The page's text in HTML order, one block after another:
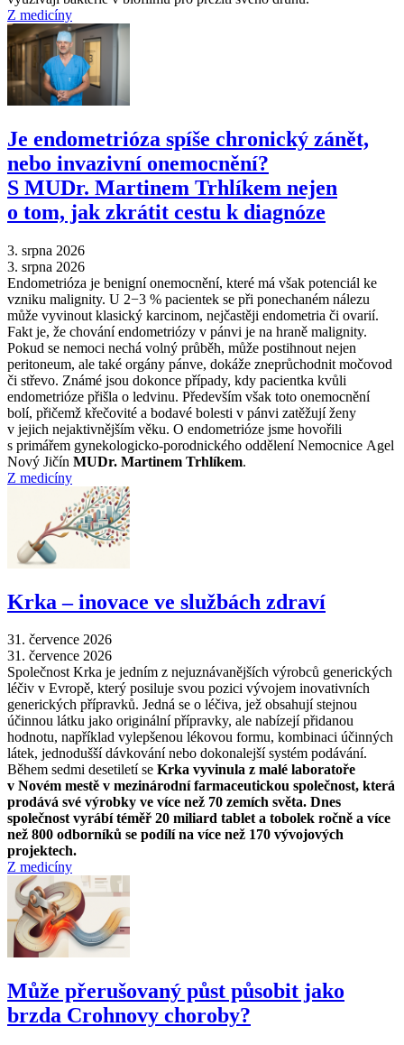
Z medicíny
Je endometrióza spíše chronický zánět,
nebo invazivní onemocnění?
S MUDr. Martinem Trhlíkem nejen
o tom, jak zkrátit cestu k diagnóze
3. srpna 2026
3. srpna 2026
Endometrióza je benigní onemocnění, které má však potenciál ke
vzniku malignity. U 2−3 % pacientek se při ponechaném nálezu
může vyvinout klasický karcinom, nejčastěji endometria či ovarií.
Fakt je, že chování endometriózy v pánvi je na hraně malignity.
Pokud se nemoci nechá volný průběh, může postihnout nejen
peritoneum, ale také orgány pánve, dokáže zneprůchodnit močovod
či střevo. Známé jsou dokonce případy, kdy pacientka kvůli
endometrióze přišla o ledvinu. Především však toto onemocnění
bolí, přičemž křečovité a bodavé bolesti v pánvi zatěžují ženy
v jejich nejaktivnějším věku. O endometrióze jsme hovořili
s primářem gynekologicko-porodnického oddělení Nemocnice Agel
Nový Jičín MUDr. Martinem Trhlíkem.
Z medicíny
Krka –⁠ inovace ve službách zdraví
31. července 2026
31. července 2026
Společnost Krka je jedním z nejuznávanějších výrobců generických
léčiv v Evropě, který posiluje svou pozici vývojem inovativních
generických přípravků. Jedná se o léčiva, jež obsahují stejnou
účinnou látku jako originální přípravky, ale nabízejí přidanou
hodnotu, například vylepšenou lékovou formu, kombinaci účinných
látek, jednodušší dávkování nebo dokonalejší systém podávání.
Během sedmi desetiletí se Krka vyvinula z malé laboratoře
v Novém mestě v mezinárodní farmaceutickou společnost, která
prodává své výrobky ve více než 70 zemích světa. Dnes
společnost vyrábí téměř 20 miliard tablet a tobolek ročně a více
než 800 odborníků se podílí na více než 170 vývojových
projektech.
Z medicíny
Může přerušovaný půst působit jako
brzda Crohnovy choroby?